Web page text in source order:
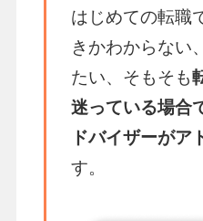
はじめての転職
きかわからない
たい、そもそも
迷っている場合
ドバイザーがア
す。